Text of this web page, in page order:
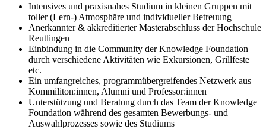
Intensives und praxisnahes Studium in kleinen Gruppen mit
toller (Lern-) Atmosphäre und individueller Betreuung
Anerkannter & akkreditierter Masterabschluss der Hochschule
Reutlingen
Einbindung in die Community der Knowledge Foundation
durch verschiedene Aktivitäten wie Exkursionen, Grillfeste
etc.
Ein umfangreiches, programmübergreifendes Netzwerk aus
Kommiliton:innen, Alumni und Professor:innen
Unterstützung und Beratung durch das Team der Knowledge
Foundation während des gesamten Bewerbungs- und
Auswahlprozesses sowie des Studiums